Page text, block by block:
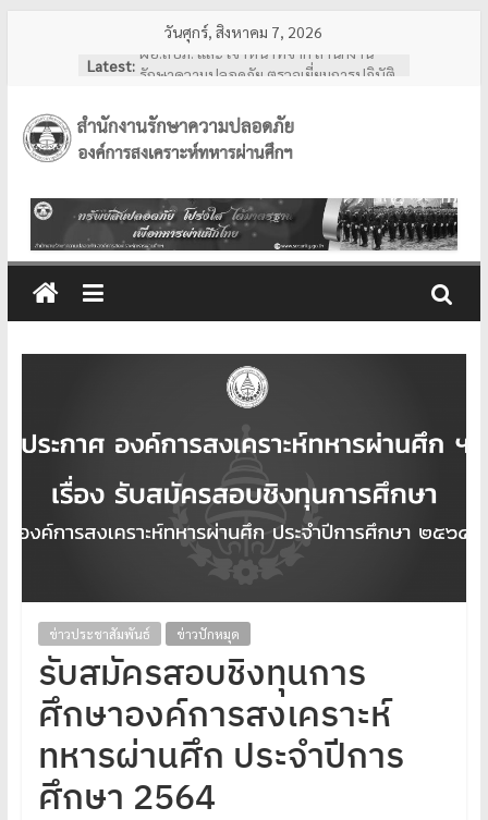
วันศุกร์, สิงหาคม 7, 2026
Latest: ผอ.สปภ. และ เจ้าหน้าที่จาก สำนักงาน
วชิรเบญจทัศ (สวนรถไฟ)
รอง ผอ.สปภ. เป็นผู้แทน ร่วมงานครบรอบ
ผอ.สปภ. เดินทางตรวจเยี่ยมเจ้าหน้าที่
รปภ. ณ ศูนย์การแพทย์ปัญญานันทภิกขุ
ชลประทาน มหาวิทยาลัย
ศรีนครินทรวิโรฒ
พร้อมด้วยสื่อมวลชน เข้าเยี่ยมชมสถานฝึก
ของโรงเรียนรักษาความปลอดภัย อผศ.
สำนักงาน
รักษา
ความ
ปลอดภัย
ทรัพย์สิน
ปลอดภัย
โปร่งใส
ได้
ทหารผ่านศึก
ไทยข่าวประชาสัมพันธ์ ข่าวปักหมุด
รับสมัครสอบชิงทุนการ
ศึกษาองค์การสงเคราะห์
ทหารผ่านศึก ประจำปีการ
ศึกษา 2564